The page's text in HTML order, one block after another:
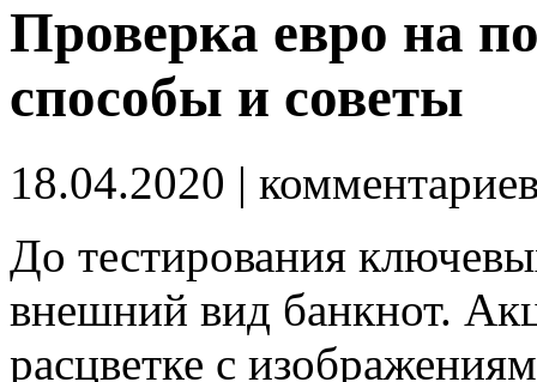
Проверка евро на
способы и советы
18.04.2020 |
До тестирования
внешний вид банкнот.
расцветке с